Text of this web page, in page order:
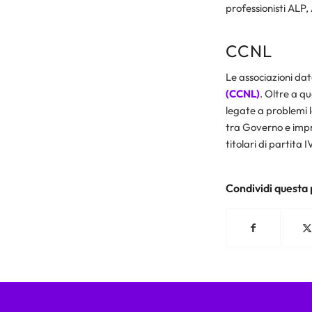
professionisti
CCNL
Le associazioni
(CCNL). Oltre a
legate a problemi
tra Governo e
titolari di partita
Condividi questa